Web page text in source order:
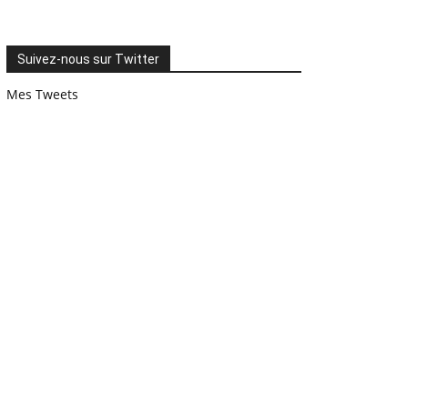
Suivez-nous sur Twitter
Mes Tweets